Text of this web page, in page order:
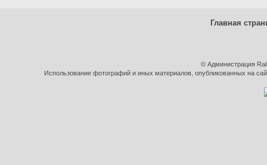
Главная
© Администрация
Использование фотографий и иных материалов, опубликованных на